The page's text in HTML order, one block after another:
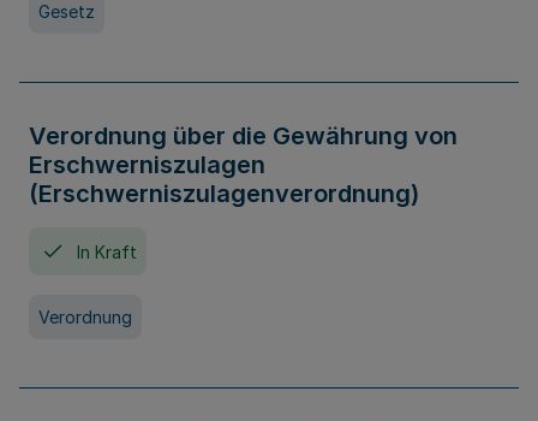
Gesetz
Verordnung über die Gewährung von
Erschwerniszulagen
(Erschwerniszulagenverordnung)
In Kraft
Verordnung